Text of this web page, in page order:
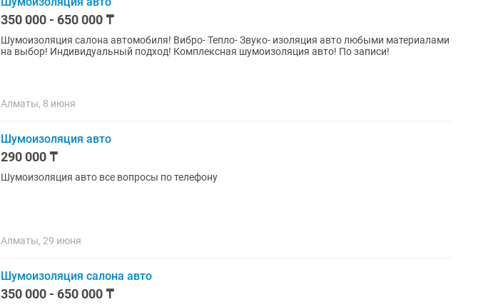
350 000 - 650 000 ₸
Шумоизоляция салона автомобиля! Вибро- Тепло- Звуко- изоляция авто любыми материалами
на выбор! Индивидуальный подход! Комплексная шумоизоляция авто! По записи!
Алматы, 8 июня
Шумоизоляция авто
290 000 ₸
Шумоизоляция авто все вопросы по телефону
Алматы, 29 июня
Шумоизоляция салона авто
350 000 - 650 000 ₸